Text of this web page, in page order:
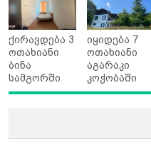
ქირავდება 3
ოთახიანი
ბინა
სამგორში
იყიდება 7
ოთახიანი
აგარაკი
კოჭობაში